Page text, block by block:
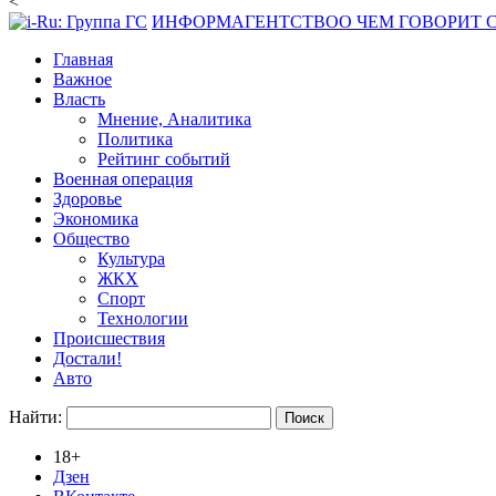
ИНФОРМАГЕНТСТВОО ЧЕМ ГОВОРИТ
Главная
Важное
Власть
Мнение, Аналитика
Политика
Рейтинг событий
Военная операция
Здоровье
Экономика
Общество
Культура
ЖКХ
Спорт
Технологии
Происшествия
Достали!
Авто
Найти:
18+
Дзен